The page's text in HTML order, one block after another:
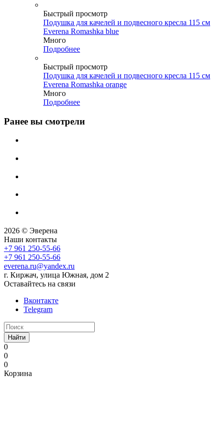
Быстрый просмотр
Подушка для качелей и подвесного кресла 115 см
Everena Romashka blue
Много
Подробнее
Быстрый просмотр
Подушка для качелей и подвесного кресла 115 см
Everena Romashka orange
Много
Подробнее
Ранее вы смотрели
2026 © Эверена
Наши контакты
+7 961 250-55-66
+7 961 250-55-66
everena.ru@yandex.ru
г. Киржач, улица Южная, дом 2
Оставайтесь на связи
Вконтакте
Telegram
Найти
0
0
0
Корзина